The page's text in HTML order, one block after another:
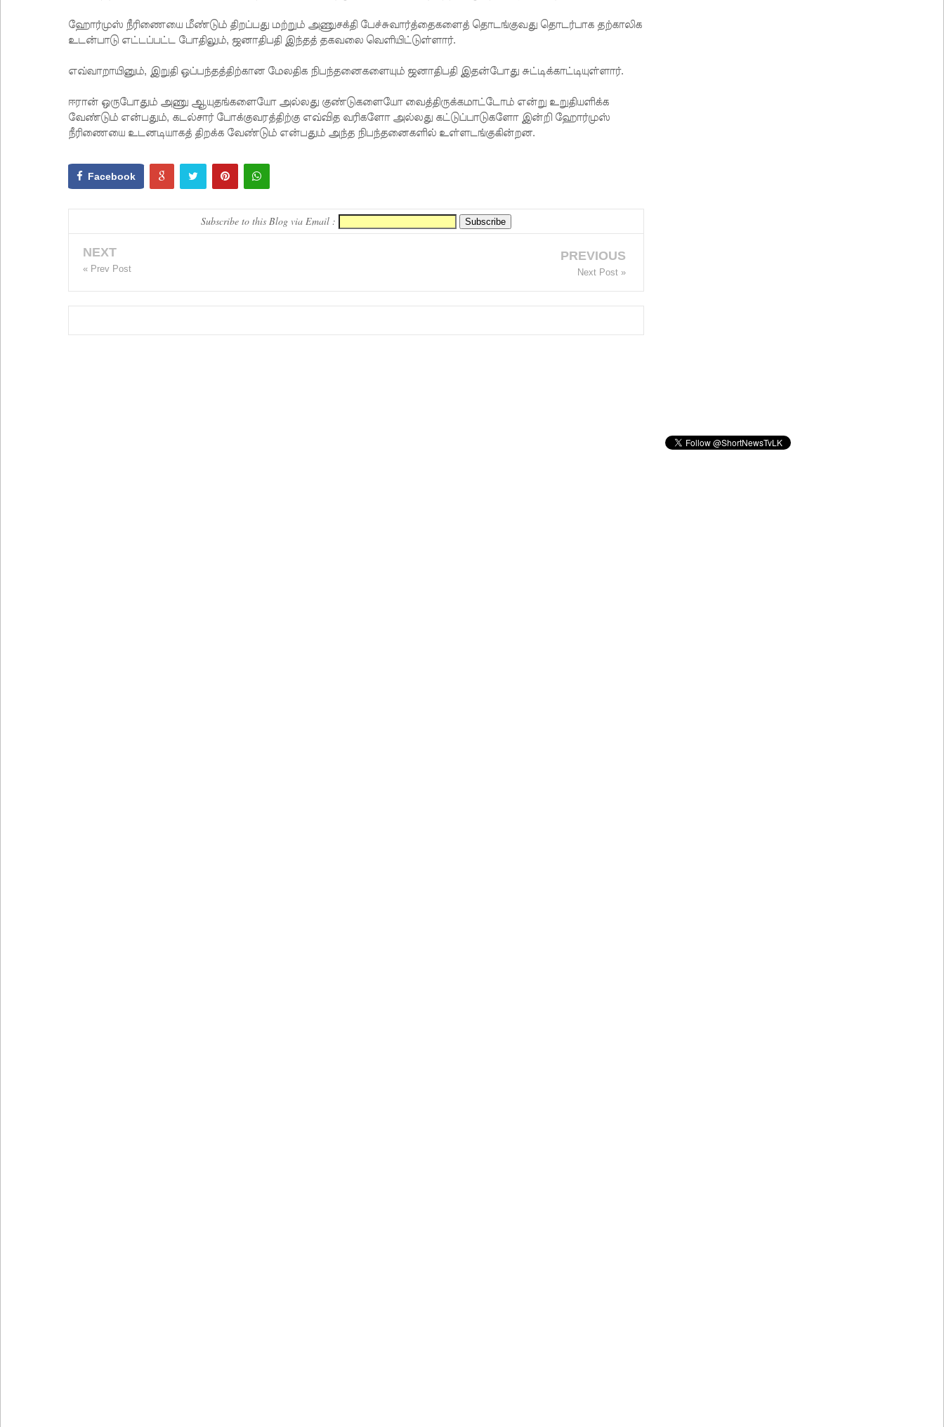
ஹோர்முஸ் நீரிணையை மீண்டும் திறப்பது மற்றும் அணுசக்தி பேச்சுவார்த்தைகளைத் தொடங்குவது தொடர்பாக தற்காலிக
உடன்பாடு எட்டப்பட்ட போதிலும், ஜனாதிபதி இந்தத் தகவலை வெளியிட்டுள்ளார்.
எவ்வாறாயினும், இறுதி ஒப்பந்தத்திற்கான மேலதிக நிபந்தனைகளையும் ஜனாதிபதி இதன்போது சுட்டிக்காட்டியுள்ளார்.
ஈரான் ஒருபோதும் அணு ஆயுதங்களையோ அல்லது குண்டுகளையோ வைத்திருக்கமாட்டோம் என்று உறுதியளிக்க
வேண்டும் என்பதும், கடல்சார் போக்குவரத்திற்கு எவ்வித வரிகளோ அல்லது கட்டுப்பாடுகளோ இன்றி ஹோர்முஸ்
நீரிணையை உடனடியாகத் திறக்க வேண்டும் என்பதும் அந்த நிபந்தனைகளில் உள்ளடங்குகின்றன.
Facebook
Subscribe to this Blog via Email :
NEXT
« Prev Post
PREVIOUS
Next Post »